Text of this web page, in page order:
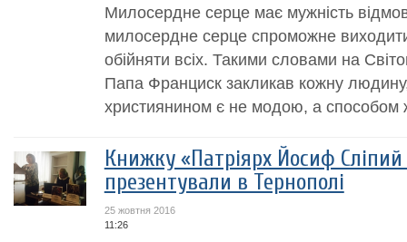
Милосердне серце має мужність
милосердне серце спроможне
обійняти всіх. Такими словами на
Папа Франциск закликав кожну
християнином є не модою, а способом
Книжку «Патріярх Йосиф
презентували в Тернополі
25 жовтня 2016
11:26